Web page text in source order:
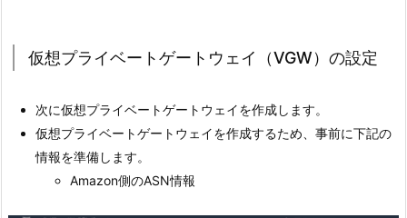
仮想プライベートゲートウェイ（VGW）の設定
次に仮想プライベートゲートウェイを作成します。
仮想プライベートゲートウェイを作成するため、事前に下記の
情報を準備します。
Amazon側のASN情報